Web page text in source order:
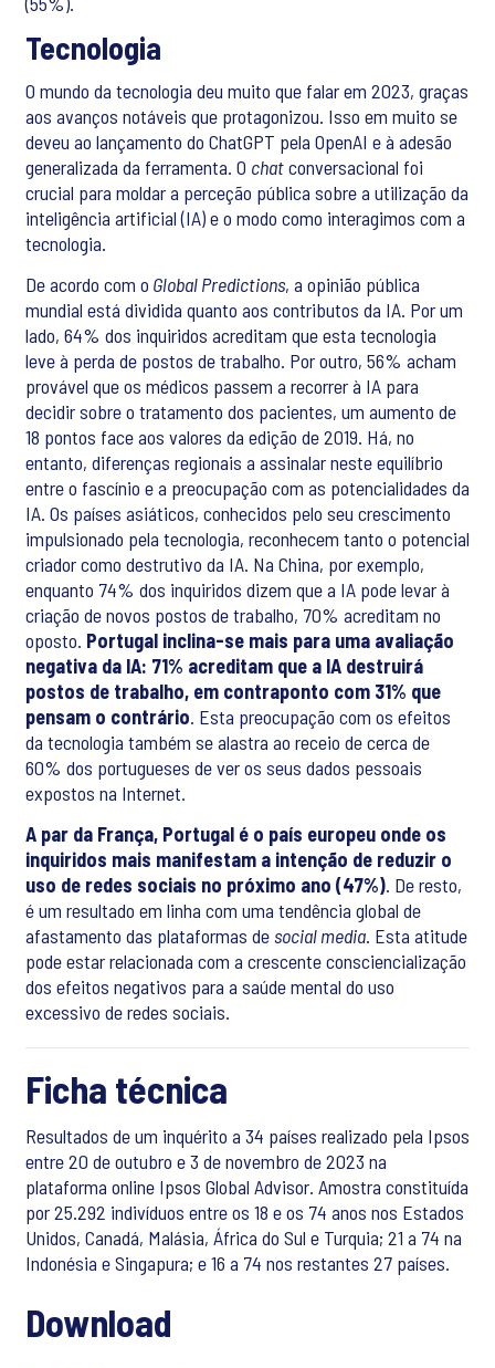
Tecnologia
O mundo da tecnologia deu muito que falar em 2023, graças
aos avanços notáveis que protagonizou. Isso em muito se
deveu ao lançamento do ChatGPT pela OpenAI e à adesão
generalizada da ferramenta. O chatconversacional foi
crucial para moldar a perceção pública sobre a utilização da
inteligência artificial (IA) e o modo como interagimos com a
tecnologia.
De acordo com o Global Predictions, a opinião pública
mundial está dividida quanto aos contributos da IA. Por um
lado, 64% dos inquiridos acreditam que esta tecnologia
leve à perda de postos de trabalho. Por outro, 56% acham
provável que os médicos passem a recorrer à IA para
decidir sobre o tratamento dos pacientes, um aumento de
18 pontos face aos valores da edição de 2019. Há, no
entanto, diferenças regionais a assinalar neste equilíbrio
entre o fascínio e a preocupação com as potencialidades da
IA. Os países asiáticos, conhecidos pelo seu crescimento
impulsionado pela tecnologia, reconhecem tanto o potencial
criador como destrutivo da IA. Na China, por exemplo,
enquanto 74% dos inquiridos dizem que a IA pode levar à
criação de novos postos de trabalho, 70% acreditam no
oposto. Portugal inclina-se mais para uma avaliação
negativa da IA: 71% acreditam que a IA destruirá
postos de trabalho, em contraponto com 31% que
pensam o contrário. Esta preocupação com os efeitos
da tecnologia também se alastra ao receio de cerca de
60% dos portugueses de ver os seus dados pessoais
expostos na Internet.
A par da França, Portugal é o país europeu onde os
inquiridos mais manifestam a intenção de reduzir o
uso de redes sociais no próximo ano (47%). De resto,
é um resultado em linha com uma tendência global de
afastamento das plataformas desocial media. Esta atitude
pode estar relacionada com a crescente consciencialização
dos efeitos negativos para a saúde mental do uso
excessivo de redes sociais.
Ficha técnica
Resultados de um inquérito a 34 países realizado pela Ipsos
entre 20 de outubro e 3 de novembro de 2023 na
plataforma online Ipsos Global Advisor. Amostra constituída
por 25.292 indivíduos entre os 18 e os 74 anos nos Estados
Unidos, Canadá, Malásia, África do Sul e Turquia; 21 a 74 na
Indonésia e Singapura; e 16 a 74 nos restantes 27 países.
Download